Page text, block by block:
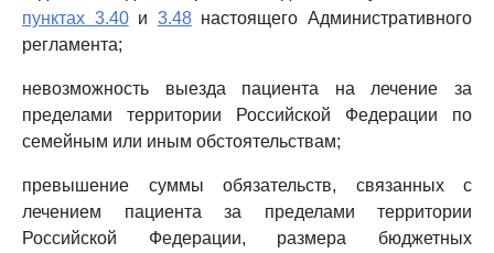
пунктах 3.40и 3.48настоящего Административного
регламента;
невозможность выезда пациента на лечение за
пределами территории Российской Федерации по
семейным или иным обстоятельствам;
превышение суммы обязательств, связанных с
лечением пациента за пределами территории
Российской Федерации, размера бюджетных